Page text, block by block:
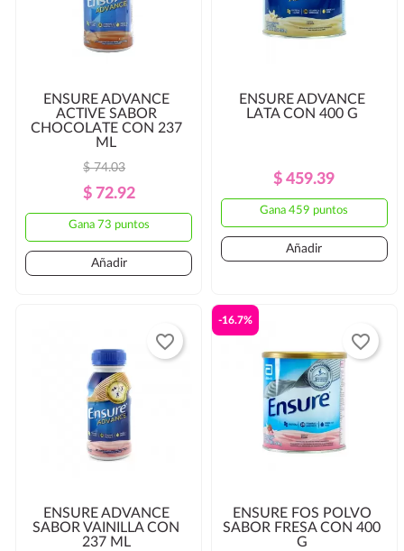
ENSURE ADVANCE
ACTIVE SABOR
CHOCOLATE CON 237
ML
Precio
Regular
$ 74.03
Precio
$ 72.92
Gana 73 puntos
Añadir
ENSURE ADVANCE
LATA CON 400 G
Precio
Regular
Precio
$ 459.39
Gana 459 puntos
Añadir
ENSURE ADVANCE
SABOR VAINILLA CON
237 ML
favorite_border
ENSURE FOS POLVO
SABOR FRESA CON 400
G
-16.7%
favorite_border